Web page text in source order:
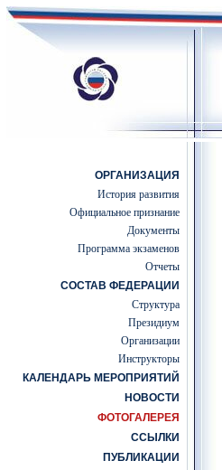
ОРГАНИЗАЦИЯ
История развития
Официальное признание
Документы
Программа экзаменов
Отчеты
СОСТАВ ФЕДЕРАЦИИ
Структура
Президиум
Организации
Инструкторы
КАЛЕНДАРЬ МЕРОПРИЯТИЙ
НОВОСТИ
ФОТОГАЛЕРЕЯ
ССЫЛКИ
ПУБЛИКАЦИИ